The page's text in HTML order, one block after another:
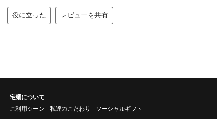
役に立った レビューを共有
宅麺について
ご利用シーン
私達のこだわり ソーシャルギフト